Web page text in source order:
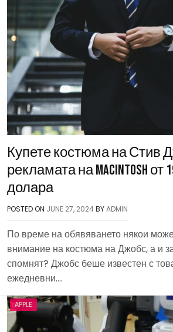
Купете костюма на Стив
рекламата на Macintosh от
долара
POSTED ON JUNE 27, 2024BYADMIN
По време на обявяването някои
внимание на костюма на Джобс, а и
спомнят? Джобс беше известен с
ежедневни….
APPLE